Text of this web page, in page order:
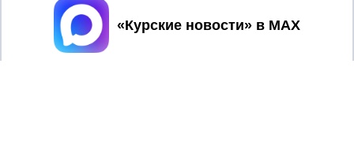
Принять